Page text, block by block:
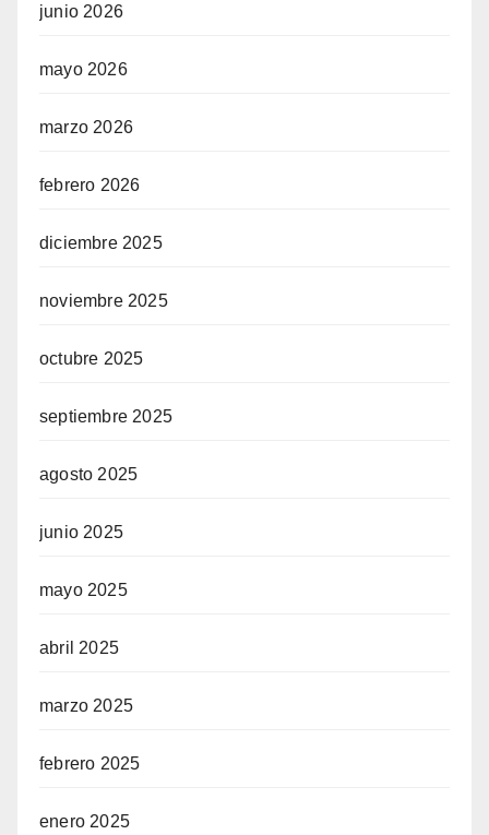
junio 2026
mayo 2026
marzo 2026
febrero 2026
diciembre 2025
noviembre 2025
octubre 2025
septiembre 2025
agosto 2025
junio 2025
mayo 2025
abril 2025
marzo 2025
febrero 2025
enero 2025